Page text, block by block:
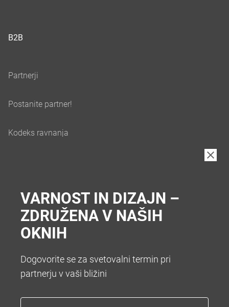
B2B
VARNOST IN DIZAJN –
ZDRUŽENA V NAŠIH
OKNIH
Dogovorite se za svetovalni termin pri
partnerju v vaši bližini